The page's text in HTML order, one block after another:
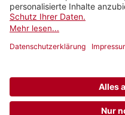
Rechtliches
Netiquette